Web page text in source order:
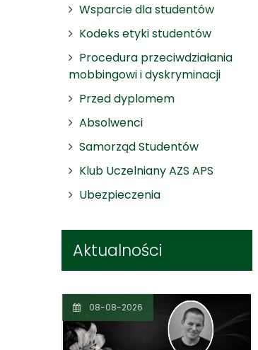
Wsparcie dla studentów
Kodeks etyki studentów
Procedura przeciwdziałania
mobbingowi i dyskryminacji
Przed dyplomem
Absolwenci
Samorząd Studentów
Klub Uczelniany AZS APS
Ubezpieczenia
Aktualności
08-08-2026